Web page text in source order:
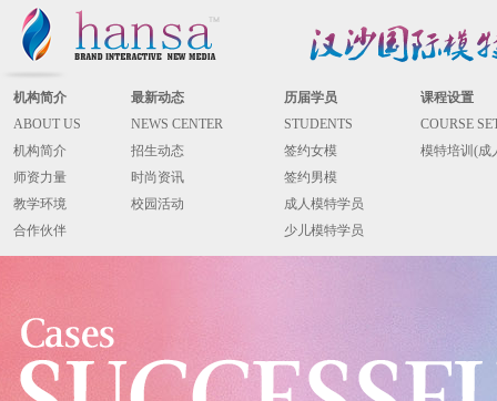
机构简介 最新动态 历届学员
课程设置
ABOUT US
NEWS CENTER STUDENTS
COURSE
机构简介
招生动态 签约女模
模特培训(成
师资力量
时尚资讯
签约男模
教学环境
校园活动
成人模特学员
合作伙伴
少儿模特学员